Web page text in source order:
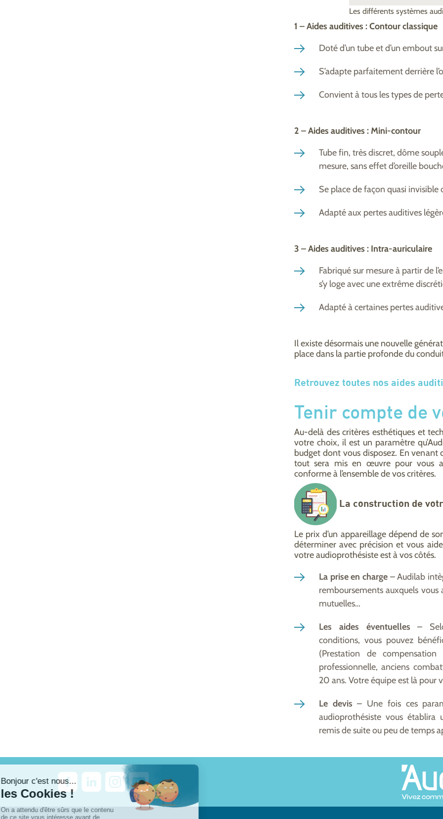
Les différents systèmes
1 – Aides auditives : Contour classique
Doté d’un tube et d’un embout
S’adapte parfaitement derrière
Convient à tous les types de
2 – Aides auditives : Mini-contour
Tube fin, très discret, dôme
mesure, sans effet d’oreille
Se place de façon quasi invisible
Adapté aux pertes auditives
3 – Aides auditives : Intra-auriculaire
Fabriqué sur mesure à partir de
s’y loge avec une extrême
Adapté à certaines pertes
Il existe désormais une nouvelle
place dans la partie profonde du
Retrouvez toutes nos aides
Tenir compte de
Au-delà des critères esthétiques et
votre choix, il est un paramètre
budget dont vous disposez. En venant
tout sera mis en œuvre pour vous
conforme à l’ensemble de vos critères.
La construction de
Le prix d’un appareillage dépend de
déterminer avec précision et vous
votre audioprothésiste est à vos côtés.
La prise en charge– Audilab
remboursements auxquels vous
mutuelles…
Les aides éventuelles –
conditions, vous pouvez
(Prestation de
professionnelle, anciens
20 ans. Votre équipe est là pour
Le devis – Une fois ces
audioprothésiste vous établira
remis de suite ou peu de temps